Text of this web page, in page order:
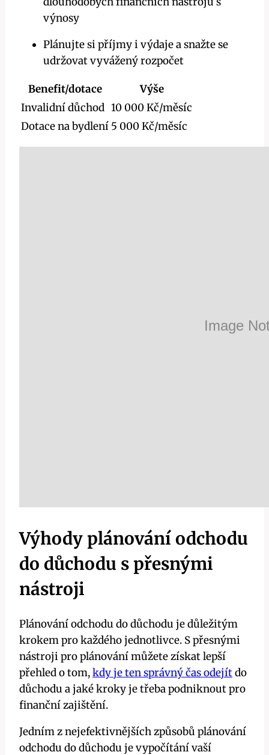
výnosy
Plánujte si příjmy i výdaje a snažte se
udržovat vyvážený rozpočet
Benefit/dotace
Výše
Invalidní důchod 10 000 Kč/měsíc
Dotace na bydlení 5 000 Kč/měsíc
Výhody plánování odchodu
do důchodu s přesnými
nástroji
Plánování odchodu do důchodu je důležitým
krokem pro každého jednotlivce. S přesnými
nástroji pro plánování můžete získat lepší
přehled o tom,kdy je ten správný čas odejítdo
důchodu a jaké kroky je třeba podniknout pro
finanční zajištění.
Jedním z nejefektivnějších způsobů plánování
odchodu do důchodu je vypočítání vaší